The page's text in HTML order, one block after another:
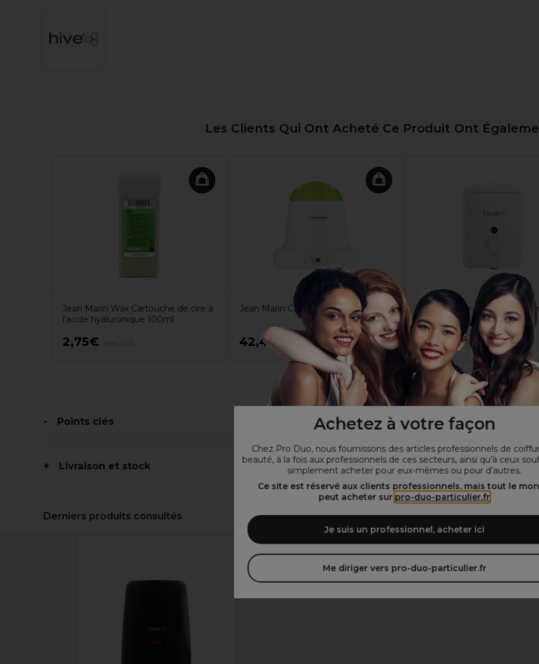
Achetez à votre façon
Chez Pro Duo, nous fournissons des articles professionnels de
beauté, à la fois aux professionnels de ces secteurs, ainsi qu’à ceux
simplement acheter pour eux-mêmes ou pour d’autres.
Ce site est réservé aux clients professionnels, mais tout le
peut acheter sur pro-duo-particulier.fr
Je suis un professionnel, acheter ici
Me diriger vers pro-duo-particulier.fr
Les Clients Qui Ont Acheté Ce Produit Ont
Jean Marin Wax Cartouche de cire à
l'acide hyaluronique 100ml
2,75€
Jean Marin Chauffe-Cire Traditionnel
42,47€ 84,95€ Hors TVA
Hive Chauffe-Cire Petite
2 Discs
36,45€ Hors TVA
Points clés
Livraison et stock
Derniers produits consultés